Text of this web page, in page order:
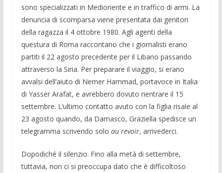
sono specializzati in Medioriente e in traffico di armi. La
denuncia di scomparsa viene presentata dai genitori
della ragazza il 4 ottobre 1980. Agli agenti della
questura di Roma raccontano che i giornalisti erano
partiti il 22 agosto precedente per il Libano passando
attraverso la Siria. Per preparare il viaggio, si erano
avvalsi dell’aiuto di Nemer Hammad, portavoce in Italia
di Yasser Arafat, e avrebbero dovuto rientrare il 15
settembre. L’ultimo contatto avuto con la figlia risale al
23 agosto quando, da Damasco, Graziella spedisce un
telegramma scrivendo solo au revoir, arrivederci.
Dopodiché il silenzio. Fino alla metà di settembre,
tuttavia, non ci si preoccupa dato che è difficoltoso